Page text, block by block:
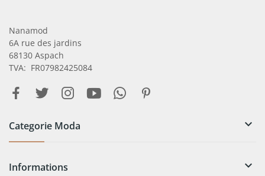
Nanamod
6A rue des jardins
68130 Aspach
TVA: FR07982425084
Categorie Moda 
Informations 